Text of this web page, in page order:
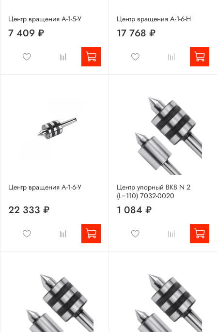
Центр вращения А-1-5-У
7 409 ₽
Центр вращения А-1-6-Н
17 768 ₽
Центр вращения А-1-6-У
22 333 ₽
Центр упорный ВК8 N 2
(L=110) 7032-0020
1 084 ₽